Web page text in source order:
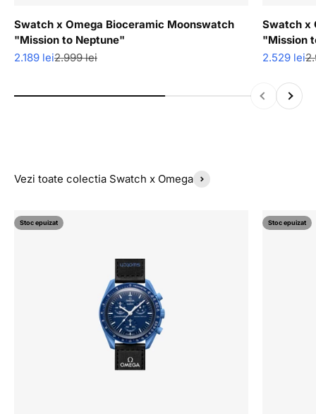
Swatch x Omega Bioceramic Moonswatch
"Mission to Neptune"
Pret redus
2.189 leiPret normal
2.999 lei
Swatch x
"Mission
Pret redus
2.529 lei
InapoiInainte
Vezi toate colectia Swatch x Omega
Stoc epuizat Stoc epuizat